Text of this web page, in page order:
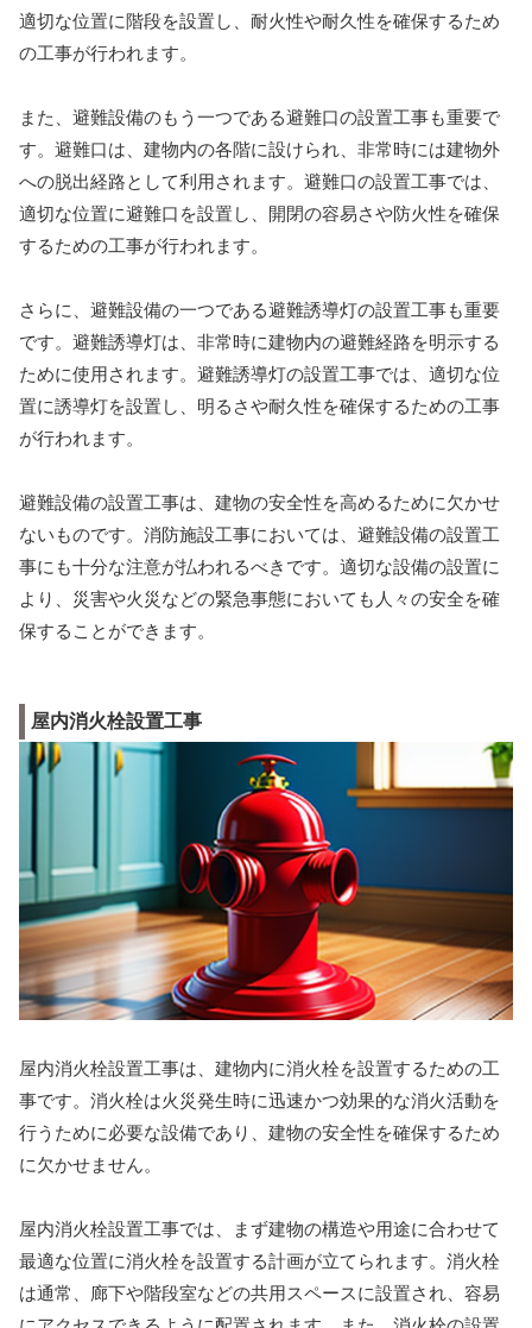
適切な位置に階段を設置し、耐火性や耐久性を確保するため
の工事が行われます。
また、避難設備のもう一つである避難口の設置工事も重要で
す。避難口は、建物内の各階に設けられ、非常時には建物外
への脱出経路として利用されます。避難口の設置工事では、
適切な位置に避難口を設置し、開閉の容易さや防火性を確保
するための工事が行われます。
さらに、避難設備の一つである避難誘導灯の設置工事も重要
です。避難誘導灯は、非常時に建物内の避難経路を明示する
ために使用されます。避難誘導灯の設置工事では、適切な位
置に誘導灯を設置し、明るさや耐久性を確保するための工事
が行われます。
避難設備の設置工事は、建物の安全性を高めるために欠かせ
ないものです。消防施設工事においては、避難設備の設置工
事にも十分な注意が払われるべきです。適切な設備の設置に
より、災害や火災などの緊急事態においても人々の安全を確
保することができます。
屋内消火栓設置工事
屋内消火栓設置工事は、建物内に消火栓を設置するための工
事です。消火栓は火災発生時に迅速かつ効果的な消火活動を
行うために必要な設備であり、建物の安全性を確保するため
に欠かせません。
屋内消火栓設置工事では、まず建物の構造や用途に合わせて
最適な位置に消火栓を設置する計画が立てられます。消火栓
は通常、廊下や階段室などの共用スペースに設置され、容易